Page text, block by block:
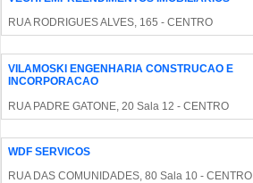
RUA RODRIGUES ALVES, 165 - CENTRO
VILAMOSKI ENGENHARIA CONSTRUCAO E
INCORPORACAO
RUA PADRE GATONE, 20 Sala 12 - CENTRO
WDF SERVICOS
RUA DAS COMUNIDADES, 80 Sala 10 - CENTRO